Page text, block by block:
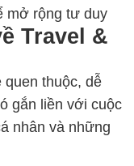
mở rộng tư duy
Travel &
quen thuộc, dễ
gắn liền với cuộc
nhân và những